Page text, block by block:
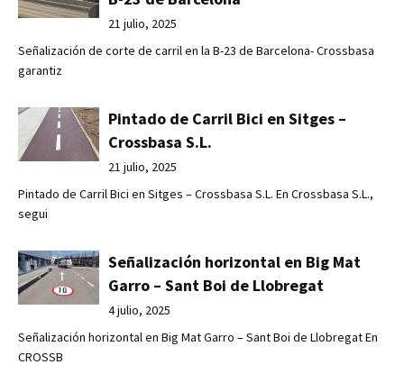
21 julio, 2025
Señalización de corte de carril en la B-23 de Barcelona- Crossbasa
garantiz
Pintado de Carril Bici en Sitges –
Crossbasa S.L.
21 julio, 2025
Pintado de Carril Bici en Sitges – Crossbasa S.L. En Crossbasa S.L.,
segui
Señalización horizontal en Big Mat
Garro – Sant Boi de Llobregat
4 julio, 2025
Señalización horizontal en Big Mat Garro – Sant Boi de Llobregat En
CROSSB